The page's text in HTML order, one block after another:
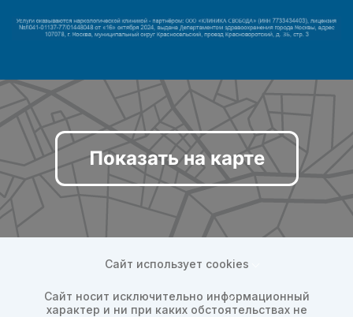
Показать на карте
Сайт использует cookies
Сайт носит исключительно информационный
характер и ни при каких обстоятельствах не